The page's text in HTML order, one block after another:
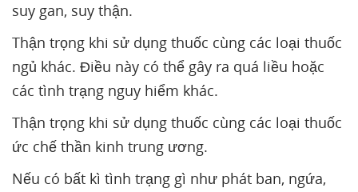
suy gan, suy thận.
Thận trọng khi sử dụng thuốc cùng các loại thuốc
ngủ khác. Điều này có thể gây ra quá liều hoặc
các tình trạng nguy hiểm khác.
Thận trọng khi sử dụng thuốc cùng các loại thuốc
ức chế thần kinh trung ương.
Nếu có bất kì tình trạng gì như phát ban, ngứa,